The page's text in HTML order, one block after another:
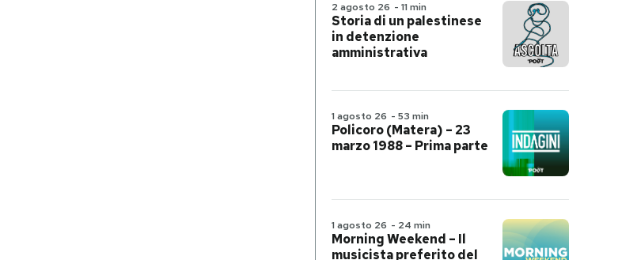
2 agosto 26 - 11 min
Storia di un palestinese
in detenzione
amministrativa
1 agosto 26 - 53 min
Policoro (Matera) – 23
marzo 1988 – Prima parte
1 agosto 26 - 24 min
Morning Weekend – Il
musicista preferito del